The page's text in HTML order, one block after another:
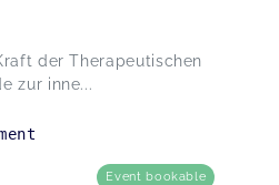
der Therapeutischen
zur inne...
Event bookable